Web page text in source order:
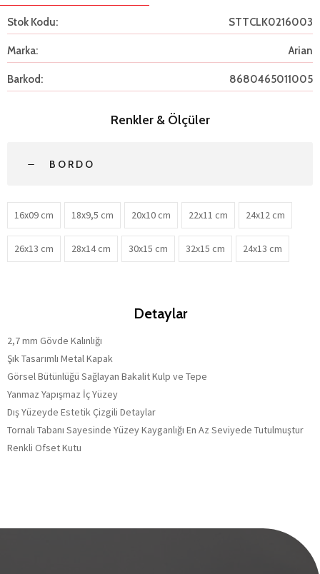
Stok Kodu: STTCLK0216003
Marka: Arian
Barkod: 8680465011005
Renkler & Ölçüler
BORDO
16x09 cm 18x9,5 cm 20x10 cm 22x11 cm 24x12 cm
26x13 cm 28x14 cm 30x15 cm 32x15 cm 24x13 cm
Detaylar
2,7 mm Gövde Kalınlığı
Şık Tasarımlı Metal Kapak
Görsel Bütünlüğü Sağlayan Bakalit Kulp ve Tepe
Yanmaz Yapışmaz İç Yüzey
Dış Yüzeyde Estetik Çizgili Detaylar
Tornalı Tabanı Sayesinde Yüzey Kayganlığı En Az Seviyede Tutulmuştur
Renkli Ofset Kutu